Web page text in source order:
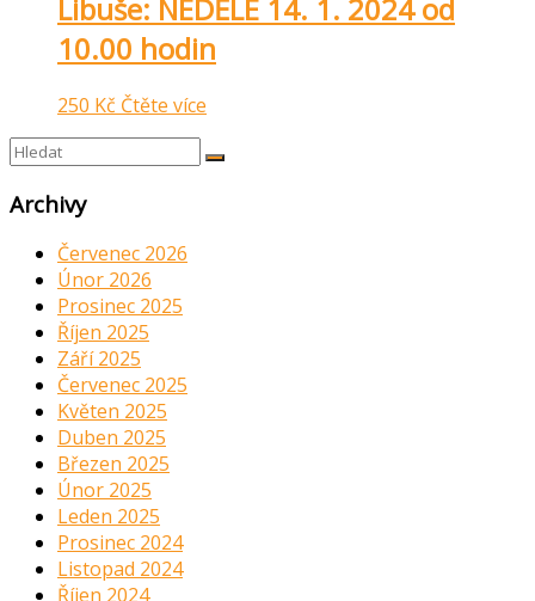
Libuše: NEDĚLE 14. 1. 2024 od
10.00 hodin
250 Kč Čtěte více
Archivy
Červenec 2026
Únor 2026
Prosinec 2025
Říjen 2025
Září 2025
Červenec 2025
Květen 2025
Duben 2025
Březen 2025
Únor 2025
Leden 2025
Prosinec 2024
Listopad 2024
Říjen 2024